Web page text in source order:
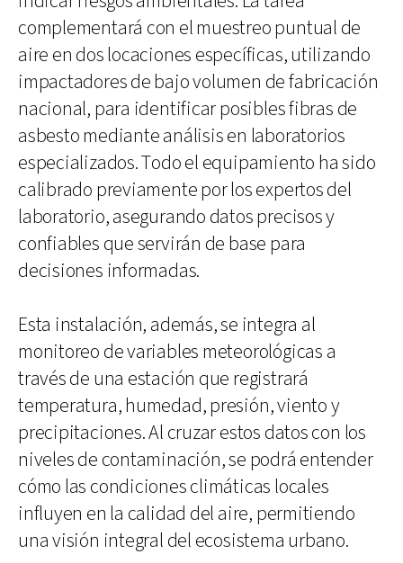
complementará con el muestreo puntual de
aire en dos locaciones específicas, utilizando
impactadores de bajo volumen de fabricación
nacional, para identificar posibles fibras de
asbesto mediante análisis en laboratorios
especializados. Todo el equipamiento ha sido
calibrado previamente por los expertos del
laboratorio, asegurando datos precisos y
confiables que servirán de base para
decisiones informadas.
Esta instalación, además, se integra al
monitoreo de variables meteorológicas a
través de una estación que registrará
temperatura, humedad, presión, viento y
precipitaciones. Al cruzar estos datos con los
niveles de contaminación, se podrá entender
cómo las condiciones climáticas locales
influyen en la calidad del aire, permitiendo
una visión integral del ecosistema urbano.